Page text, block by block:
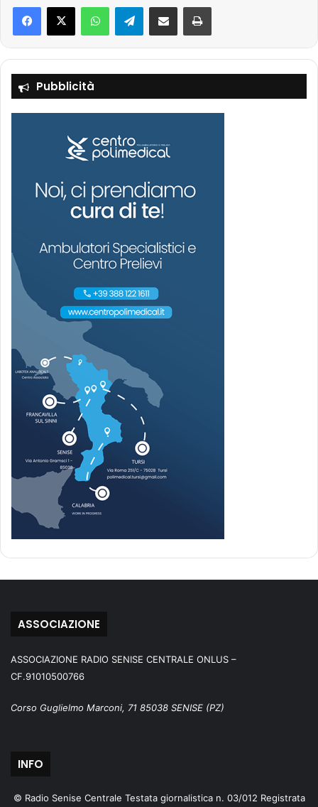
Telegram
Pubblicità
ASSOCIAZIONE
ASSOCIAZIONE RADIO SENISE CENTRALE ONLUS –
CF.91010500766
Corso Guglielmo Marconi, 71 85038 SENISE (PZ)
INFO
© Radio Senise Centrale Testata giornalistica n. 03/012 Registrata